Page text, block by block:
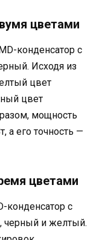
цветами
конденсатор с
Исходя из
цвет
цвет
мощность
а его точность —
цветами
конденсатор с
черный и желтый.